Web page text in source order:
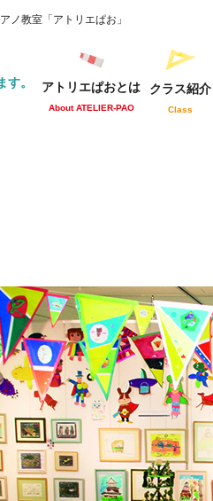
ノ教室「アトリエぱお」
。 アトリエぱおとは
About ATELIER-PAO
クラス紹介
Class